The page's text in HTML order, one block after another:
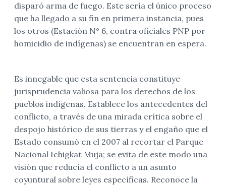
disparó arma de fuego. Este sería el único proceso
que ha llegado a su fin en primera instancia, pues
los otros (Estación N° 6, contra oficiales PNP por
homicidio de indígenas) se encuentran en espera.
Es innegable que esta sentencia constituye
jurisprudencia valiosa para los derechos de los
pueblos indígenas. Establece los antecedentes del
conflicto, a través de una mirada crítica sobre el
despojo histórico de sus tierras y el engaño que el
Estado consumó en el 2007 al recortar el Parque
Nacional Ichigkat Muja; se evita de este modo una
visión que reducía el conflicto a un asunto
coyuntural sobre leyes específicas. Reconoce la